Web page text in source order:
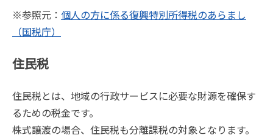
※参照元： 個人の方に係る復興特別所得税のあらまし
（国税庁）
住民税
住民税とは、地域の行政サービスに必要な財源を確保す
るための税金です。
株式譲渡の場合、住民税も分離課税の対象となります。